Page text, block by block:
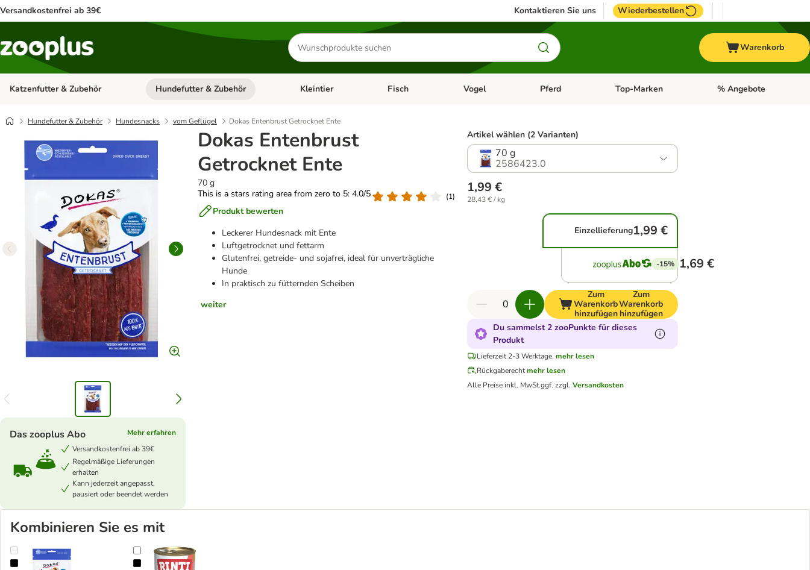
Versandkostenfrei ab 39€ Kontaktieren Sie uns Wiederbestellen
Produkte
suchen
Warenkorb
Katzenfutter & Zubehör Kategorie-Menü öffnen: Katzenfutter & Zubehör
Hundefutter & Zubehör Kategorie-Menü öffnen: Hundefutter & Zubehör
Kleintier Kategorie-Menü öffnen: Kleintier
Fisch Kategorie-Menü öffnen: Fisch
Vogel Kategorie-Menü öffnen: Vogel
Pferd Kategorie-Menü öffnen: Pferd
Top-Marken Kategorie-Menü öffnen:
% Angebote
Hundefutter & Zubehör Hundesnacks vom Geflügel Dokas Entenbrust Getrocknet Ente
Dokas Entenbrust
Getrocknet Ente
70 g
This is a stars rating area from zero to 5: 4.0/5
(1)
Produkt bewerten
Leckerer Hundesnack mit Ente
Luftgetrocknet und fettarm
Glutenfrei, getreide- und sojafrei, ideal für unverträgliche
Hunde
In praktisch zu fütternden Scheiben
weiter
Das zooplus Abo
Mehr erfahren
Versandkostenfrei ab 39€
Regelmäßige Lieferungen
erhalten
Kann jederzeit angepasst,
pausiert oder beendet werden
Artikel wählen (2 Varianten)
70 g
2586423.0
1,99 €
28,43 € / kg
Einzellieferung1,99 €
-15% 1,69 €
Zum
Warenkorb
hinzufügen
Zum
Warenkorb
hinzufügen
Du sammelst 2 zooPunkte für dieses
Produkt
Lieferzeit 2-3 Werktage. mehr lesen
Rückgaberechtmehr lesen
Alle Preise inkl. MwSt.ggf. zzgl.Versandkosten
Kombinieren Sie es mit
Dokas Entenbrust Getrocknet EnteRINTI Kennerfleisch 6 x 400 g